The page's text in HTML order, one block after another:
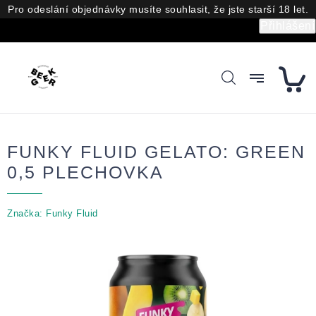
Přejít
na
Pro odeslání objednávky musíte souhlasit, že jste starší 18 let.
FUNKY FLUID GELATO: GREEN
0,5 PLECHOVKA
Značka: Funky Fluid